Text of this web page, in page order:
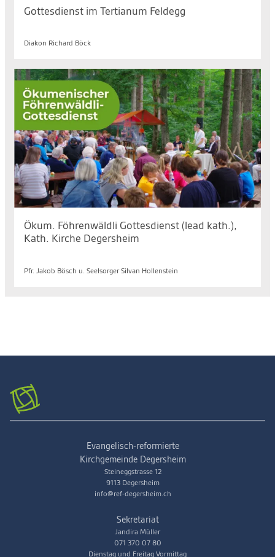
Gottesdienst im Tertianum Feldegg
Diakon Richard Böck
Ökum. Föhrenwäldli Gottesdienst (lead kath.),
Kath. Kirche Degersheim
Pfr. Jakob Bösch u. Seelsorger Silvan Hollenstein
Evangelisch-reformierte
Kirchgemeinde Degersheim
Steineggstrasse 12
9113 Degersheim
info@ref-degersheim.ch
Sekretariat
Jandira Müller
071 370 07 80
Dienstag und Freitag Vormittag